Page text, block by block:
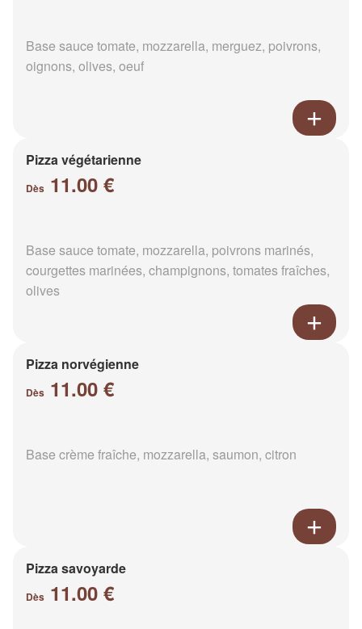
Base sauce tomate, mozzarella, merguez, poivrons,
oignons, olives, oeuf
Pizza végétarienne
Dès 11.00 €
Base sauce tomate, mozzarella, poivrons marinés,
courgettes marinées, champignons, tomates fraîches,
olives
Pizza norvégienne
Dès 11.00 €
Base crème fraîche, mozzarella, saumon, citron
Pizza savoyarde
Dès 11.00 €